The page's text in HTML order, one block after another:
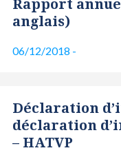
Rapport
anglais)
06/12/2018 -
Déclaration
déclaration
– HATVP